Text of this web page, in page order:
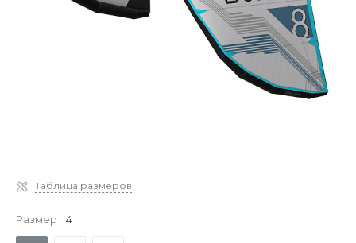
Таблица размеров
Размер 4